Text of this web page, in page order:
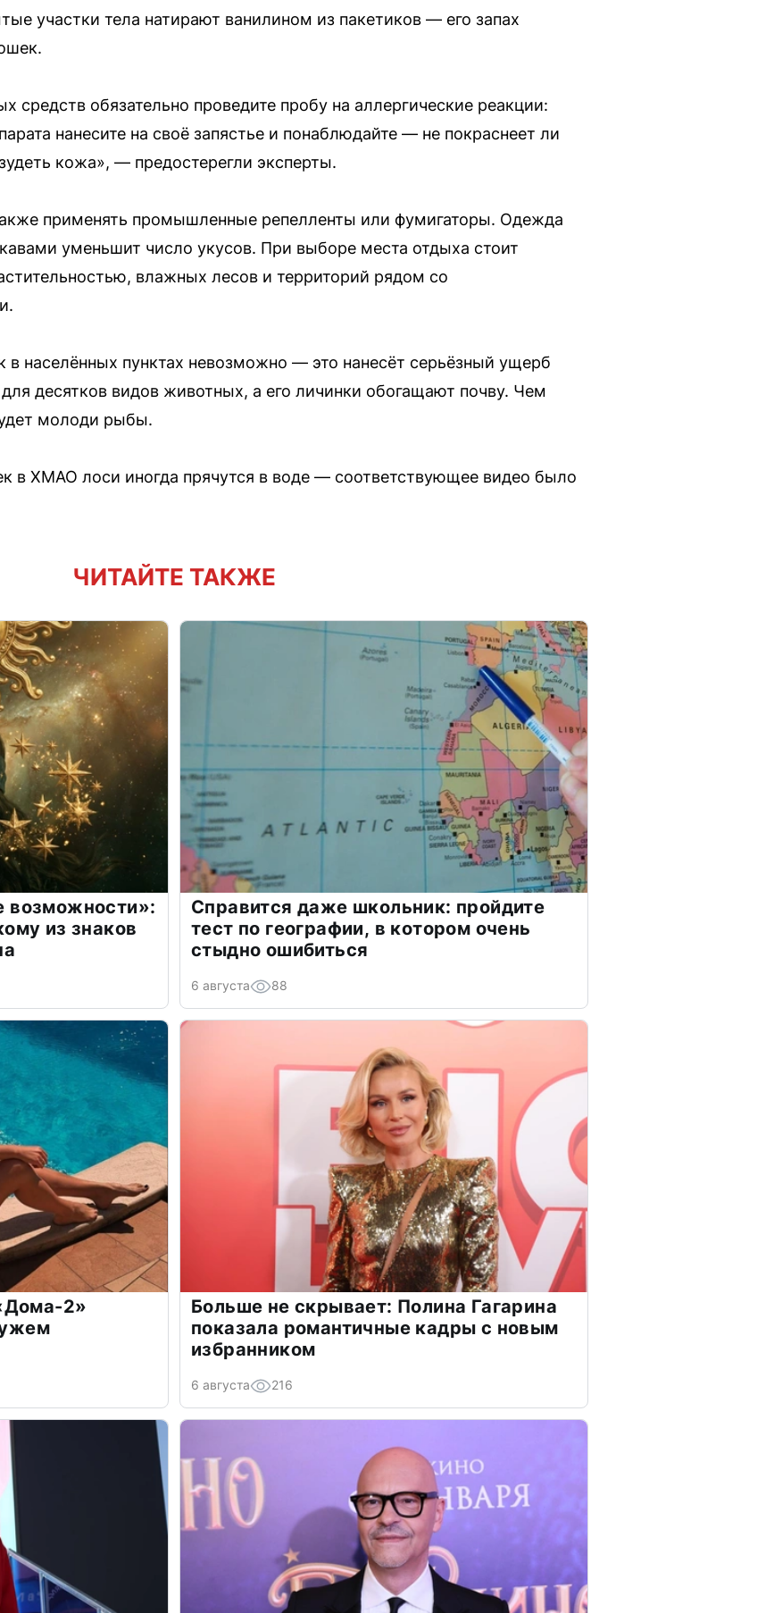
участки тела натирают ванилином из пакетиков — его запах
средств обязательно проведите пробу на аллергические реакции:
нанесите на своё запястье и понаблюдайте — не покраснеет ли
кожа», — предостерегли эксперты.
применять промышленные репелленты или фумигаторы. Одежда
уменьшит число укусов. При выборе места отдыха стоит
влажных лесов и территорий рядом со
населённых пунктах невозможно — это нанесёт серьёзный ущерб
десятков видов животных, а его личинки обогащают почву. Чем
молоди рыбы.
в ХМАО лоси иногда прячутся в воде — соответствующее видео было
ЧИТАЙТЕ ТАКЖЕ
возможности»:
из знаков
Справится даже школьник: пройдите
тест по географии, в котором очень
стыдно ошибиться
6 августа 88
2»
Больше не скрывает: Полина Гагарина
показала романтичные кадры с новым
избранником
6 августа 216